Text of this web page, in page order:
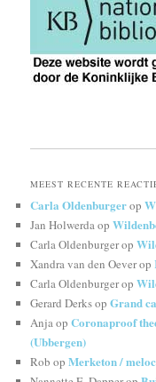
MEEST RECENTE
Carla Oldenburgerop
Jan Holwerdaop
Carla Oldenburgerop
Xandra van den Oeverop
Carla Oldenburgerop
Gerard DerksopGrand
AnjaopCoronaproof
(Ubbergen)
Rob opMerketon /